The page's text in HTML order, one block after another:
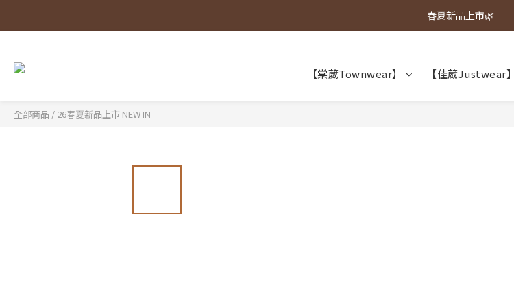
春夏新品上市🌿
春夏新品上市🌿
春夏新品上市🌿
【棠葳Townwear】 【佳葳Justwear】
全部商品 / 26春夏新品上市 NEW IN